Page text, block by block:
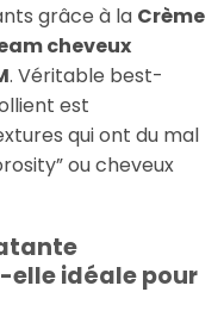
grâce à la Crème
cheveux
. Véritable best-
est
qui ont du mal
ou cheveux
elle idéale pour